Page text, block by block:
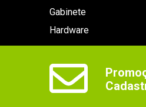
Gabinete
Hardware